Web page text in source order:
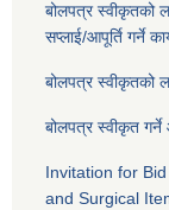
बोलपत्र स्वीकृतको
सप्लाई/आपूर्ति गर्ने
बोलपत्र स्वीकृतको
बोलपत्र स्वीकृत
Invitation for
and Surgical